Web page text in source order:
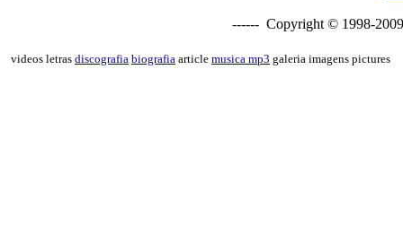
------ Copyright © 1998-
videos letras discografia biografia article musica mp3 galeria imagens pictures